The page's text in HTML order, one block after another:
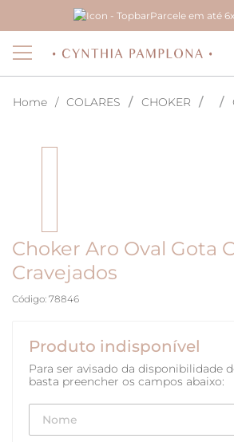
Parcele em até
COLARES CHOKER
Choker Aro Oval Gota
Cravejados
Código: 78846